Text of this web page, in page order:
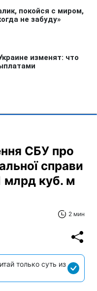
СБУ про
справи
млрд куб. м
2 мин
только суть из